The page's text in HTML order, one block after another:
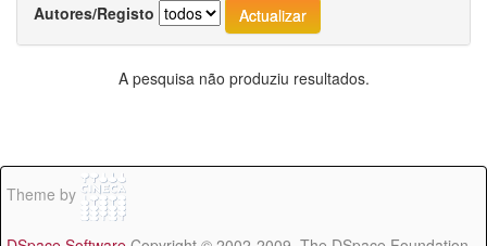
Autores/Registo
A pesquisa não produziu resultados.
Theme by